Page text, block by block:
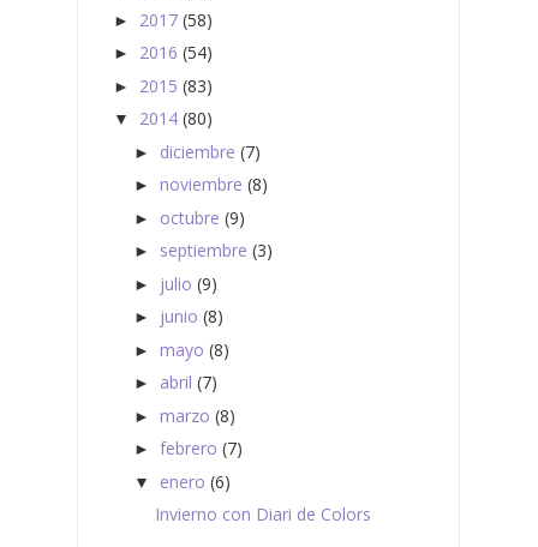
► 2017 (58)
► 2016 (54)
► 2015 (83)
▼ 2014 (80)
► diciembre (7)
► noviembre (8)
► octubre (9)
► septiembre (3)
► julio (9)
► junio (8)
► mayo (8)
► abril (7)
► marzo (8)
► febrero (7)
▼ enero (6)
Invierno con Diari de Colors